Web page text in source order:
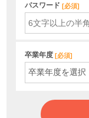
パスワード [必須]
卒業年度 [必須]